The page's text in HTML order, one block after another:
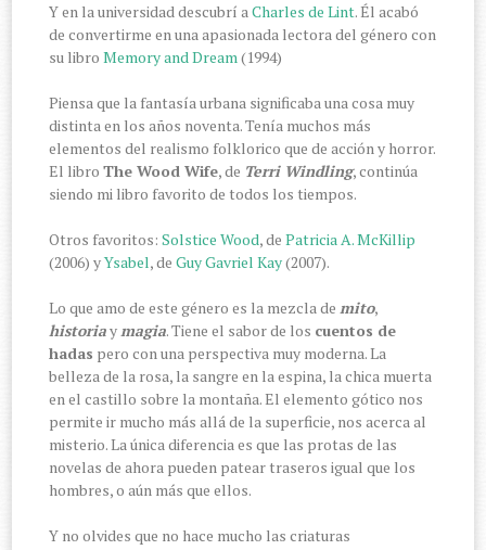
Y en la universidad descubrí aCharles de Lint. Él acabó
de convertirme en una apasionada lectora del género con
su libroMemory and Dream(1994)
Piensa que la fantasía urbana significaba una cosa muy
distinta en los años noventa. Tenía muchos más
elementos del realismo folklorico que de acción y horror.
El libroThe Wood Wife, de Terri Windling, continúa
siendo mi libro favorito de todos los tiempos.
Otros favoritos:Solstice Wood, dePatricia A. McKillip
(2006) yYsabel, deGuy Gavriel Kay(2007).
Lo que amo de este género es la mezcla de mito,
historiaymagia. Tiene el sabor de los cuentos de
hadas pero con una perspectiva muy moderna. La
belleza de la rosa, la sangre en la espina, la chica muerta
en el castillo sobre la montaña. El elemento gótico nos
permite ir mucho más allá de la superficie, nos acerca al
misterio. La única diferencia es que las protas de las
novelas de ahora pueden patear traseros igual que los
hombres, o aún más que ellos.
Y no olvides que no hace mucho las criaturas